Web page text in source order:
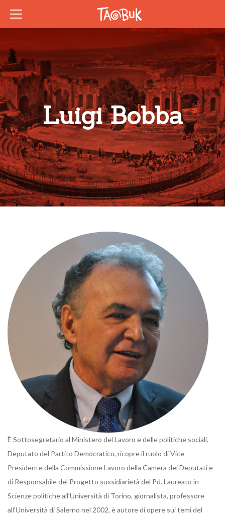
Luigi Bobba
È Sottosegretario al Ministero del Lavoro e delle politiche sociali.
Deputato del Partito Democratico, ricopre il ruolo di Vice
Presidente della Commissione Lavoro della Camera dei Deputati e
di Responsabile del Progetto sussidiarietà del Pd. Laureato in
Scienze politiche all’Università di Torino, giornalista, professore
all’Università di Salerno nel 2002, è autore di opere sui temi del